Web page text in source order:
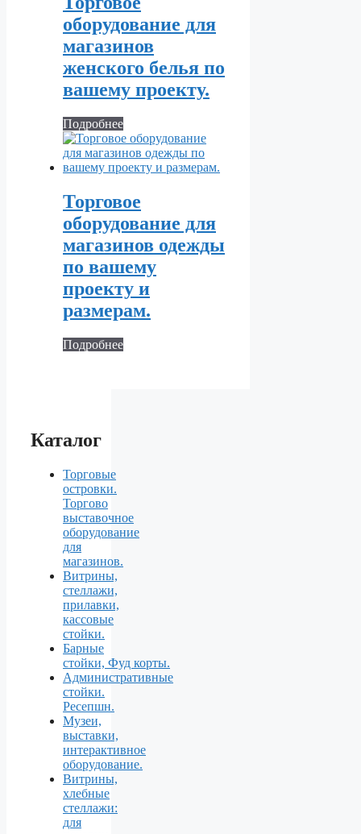
оборудование для
магазинов
женского белья по
вашему проекту.
Подробнее
Торговое
оборудование для
магазинов одежды
по вашему
проекту и
размерам.
Подробнее
Каталог
Торговые
островки.
Торгово
выставочное
оборудование
для
магазинов.
Витрины,
стеллажи,
прилавки,
кассовые
стойки.
Барные
стойки, Фуд корты.
Aдминистративные
стойки.
Ресепшн.
Музеи,
выставки,
интерактивное
оборудование.
Витрины,
хлебные
стеллажи:
для